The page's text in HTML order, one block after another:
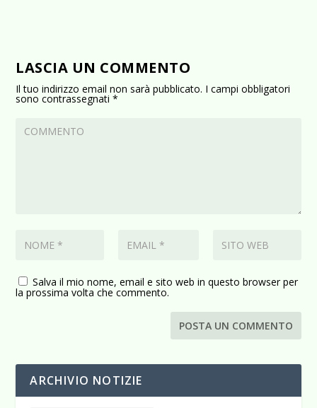
LASCIA UN COMMENTO
Il tuo indirizzo email non sarà pubblicato. I campi obbligatori
sono contrassegnati*
Salva il mio nome, email e sito web in questo browser per
la prossima volta che commento.
ARCHIVIO NOTIZIE